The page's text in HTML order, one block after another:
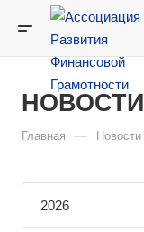
НОВОСТИ
Главная — Новости
2026